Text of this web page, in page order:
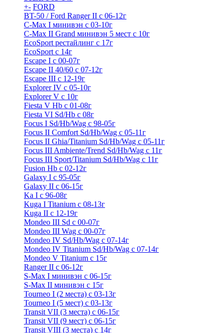
+- FORD
BT-50 / Ford Ranger II с 06-12г
C-Max I минивэн с 03-10г
C-Max II Grand минивэн 5 мест с 10г
EcoSport рестайлинг с 17г
EcoSport с 14г
Escape I с 00-07г
Escape II 40/60 с 07-12г
Escape III с 12-19г
Explorer IV c 05-10г
Explorer V c 10г
Fiesta V Hb с 01-08г
Fiesta VI Sd/Hb с 08г
Focus I Sd/Hb/Wag с 98-05г
Focus II Comfort Sd/Hb/Wag с 05-11г
Focus II Ghia/Titanium Sd/Hb/Wag с 05-11г
Focus III Ambiente/Trend Sd/Hb/Wag с 11г
Focus III Sport/Titanium Sd/Hb/Wag с 11г
Fusion Hb с 02-12г
Galaxy I с 95-05г
Galaxy II c 06-15г
Ka I с 96-08г
Kuga I Titanium с 08-13г
Kuga II c 12-19г
Mondeo III Sd с 00-07г
Mondeo III Wag с 00-07г
Mondeo IV Sd/Hb/Wag с 07-14г
Mondeo IV Titanium Sd/Hb/Wag с 07-14г
Mondeo V Titanium с 15г
Ranger II с 06-12г
S-Max I минивэн с 06-15г
S-Max II минивэн с 15г
Tourneo I (2 места) с 03-13г
Tourneo I (5 мест) с 03-13г
Transit VII (3 места) с 06-15г
Transit VII (9 мест) с 06-15г
Transit VIII (3 места) с 14г